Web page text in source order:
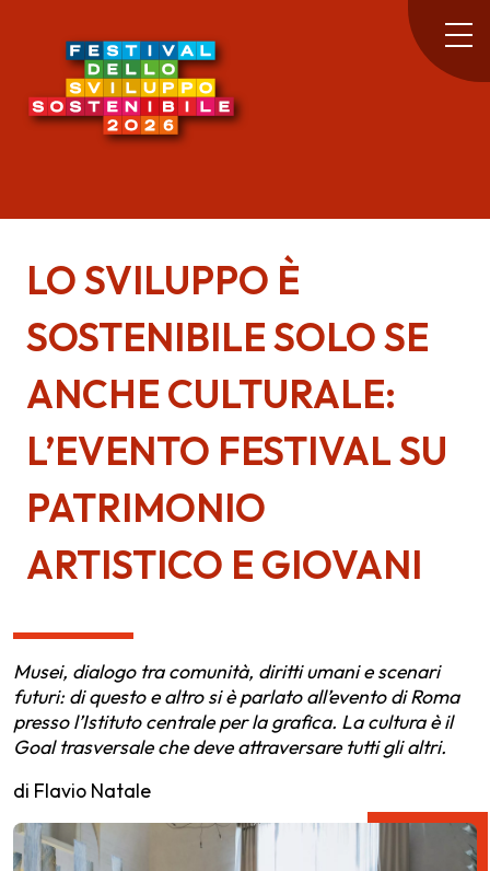
LO SVILUPPO È
SOSTENIBILE SOLO SE
ANCHE CULTURALE:
L’EVENTO FESTIVAL SU
PATRIMONIO
ARTISTICO E GIOVANI
Musei, dialogo tra comunità, diritti umani e scenari
futuri: di questo e altro si è parlato all’evento di Roma
presso l’Istituto centrale per la grafica. La cultura è il
Goal trasversale che deve attraversare tutti gli altri.
di Flavio Natale